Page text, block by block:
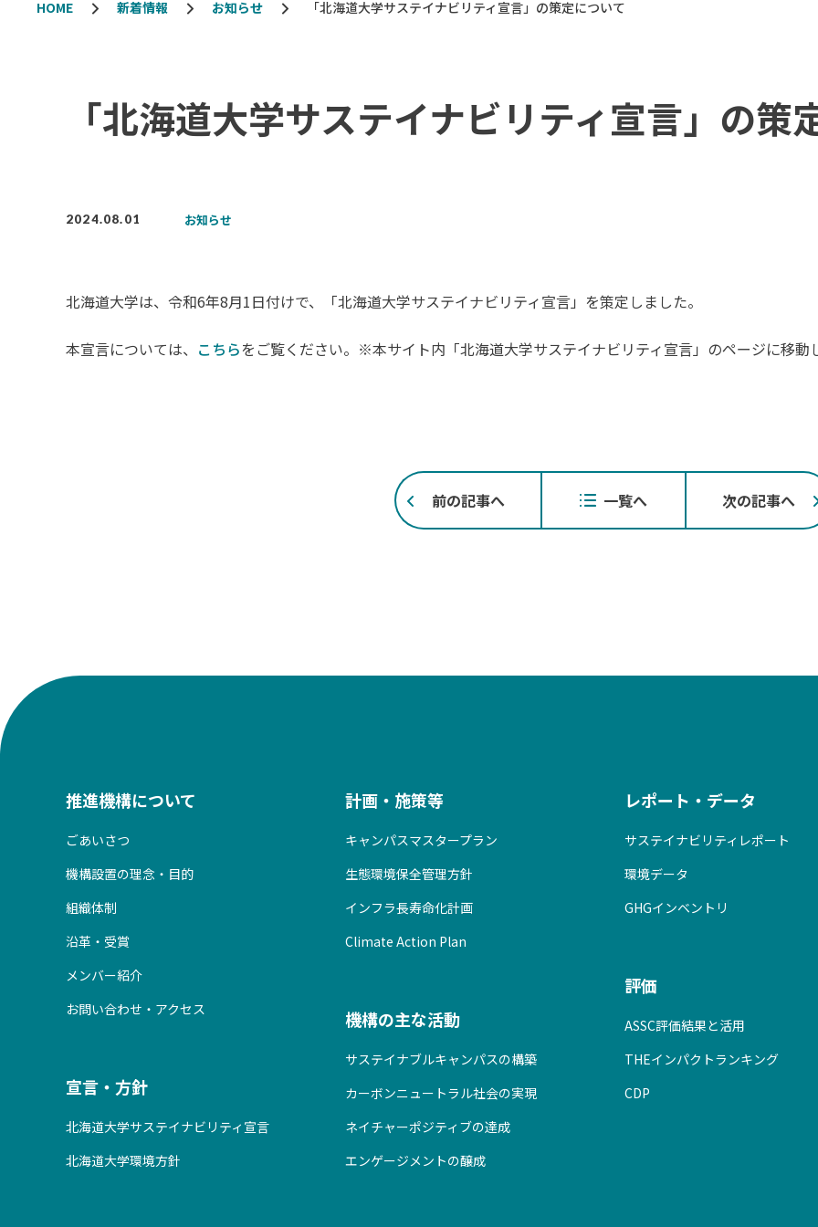
HOME 新着情報 お知らせ 「北海道大学サステイナビリティ宣言」の策定について
「北海道大学サステイナビリティ宣言」の策
2024.08.01 お知らせ
北海道大学は、令和6年8月1日付けで、「北海道大学サステイナビリティ宣言」を策定しました。
本宣言については、 こちらをご覧ください。※本サイト内「北海道大学サステイナビリティ宣言」のページに移動
稿
ナ
前の記事へ 一覧へ 次の記事へ
推進機構について
ごあいさつ
機構設置の理念・目的
組織体制
沿革・受賞
メンバー紹介
お問い合わせ・アクセス
宣言・方針
北海道大学サステイナビリティ宣言
北海道大学環境方針
計画・施策等
キャンパスマスタープラン
生態環境保全管理方針
インフラ長寿命化計画
Climate Action Plan
機構の主な活動
サステイナブルキャンパスの構築
カーボンニュートラル社会の実現
ネイチャーポジティブの達成
エンゲージメントの醸成
レポート・データ
サステイナビリティレポート
環境データ
GHGインベントリ
評価
ASSC評価結果と活用
THEインパクトランキング
CDP